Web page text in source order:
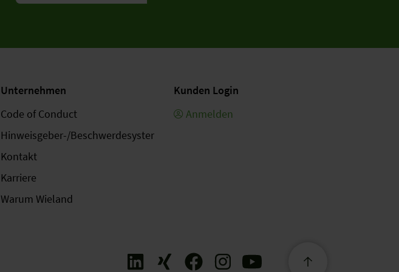
Unternehmen
Code of Conduct
Hinweisgeber-/Beschwerdesystem
Kontakt
Karriere
Warum Wieland
Kunden Login
Anmelden